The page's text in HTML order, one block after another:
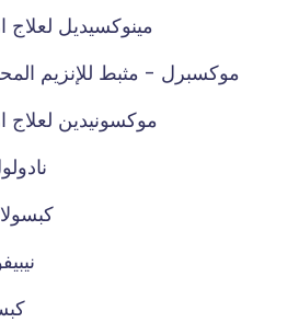
مينوكسيديل
موكسبرل - مثبط للإنزيم
موكسونيدين لعلاج